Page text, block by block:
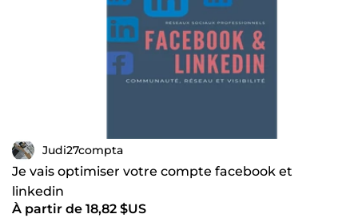
Judi27compta
Je vais optimiser votre compte facebook et
linkedin
À partir de 18,82 $US